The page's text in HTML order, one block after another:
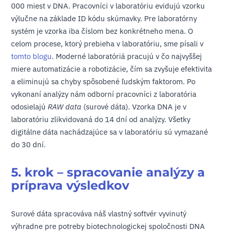
000 miest v DNA. Pracovníci v laboratóriu evidujú vzorku
výlučne na základe ID kódu skúmavky. Pre laboratórny
systém je vzorka iba číslom bez konkrétneho mena. O
celom procese, ktorý prebieha v laboratóriu, sme písali v
tomto blogu. Moderné laboratóriá pracujú v čo najvyššej
miere automatizácie a robotizácie, čím sa zvyšuje efektivita
a eliminujú sa chyby spôsobené ľudským faktorom. Po
vykonaní analýzy nám odborní pracovníci z laboratória
odosielajú RAW data (surové dáta). Vzorka DNA je v
laboratóriu zlikvidovaná do 14 dní od analýzy. Všetky
digitálne dáta nachádzajúce sa v laboratóriu sú vymazané
do 30 dní.
5. krok – spracovanie analýzy a
príprava výsledkov
Surové dáta spracováva náš vlastný softvér vyvinutý
výhradne pre potreby biotechnologickej spoločnosti DNA